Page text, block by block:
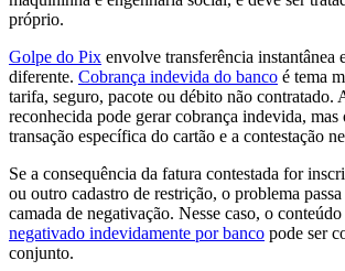
próprio.
Golpe do Pix envolve transferência instantânea
diferente. Cobrança indevida do banco é tema
tarifa, seguro, pacote ou débito não contratado.
reconhecida pode gerar cobrança indevida, mas
transação específica do cartão e a contestação
Se a consequência da fatura contestada for
ou outro cadastro de restrição, o problema
camada de negativação. Nesse caso, o
negativado indevidamente por banco pode ser
conjunto.